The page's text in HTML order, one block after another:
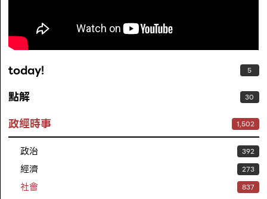
today! 5
點解 30
政經時事 1,502
政治 392
經濟 273
社會 837